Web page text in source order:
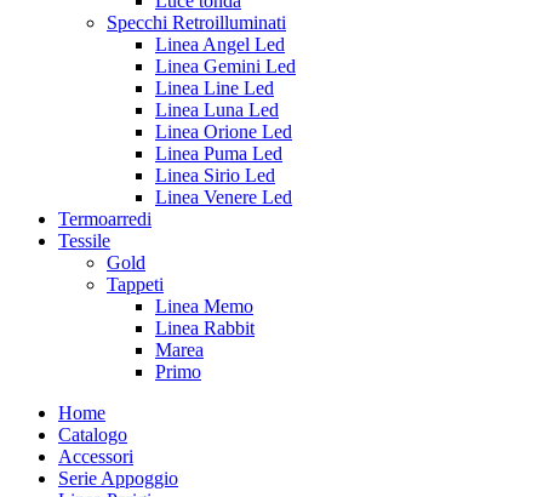
Specchi Retroilluminati
Linea Angel Led
Linea Gemini Led
Linea Line Led
Linea Luna Led
Linea Orione Led
Linea Puma Led
Linea Sirio Led
Linea Venere Led
Termoarredi
Tessile
Gold
Tappeti
Linea Memo
Linea Rabbit
Marea
Primo
Home
Catalogo
Accessori
Serie Appoggio